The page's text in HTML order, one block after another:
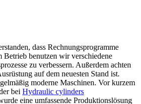
dass Rechnungsprogramme
Betrieb benutzen wir verschiedene
zu verbessern. Außerdem achten
auf dem neuesten Stand ist.
moderne Maschinen. Vor kurzem
bei Hydraulic cylinders
eine umfassende Produktionslösung